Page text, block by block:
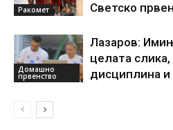
Ракомет
Светско
Домашно
првенство
Лазаров:
целата
дисциплина и